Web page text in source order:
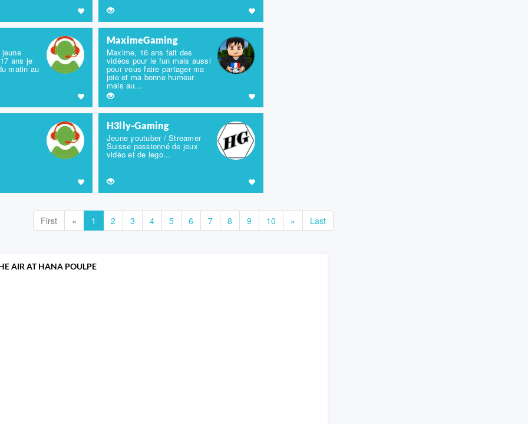
ans je
matin au
MaximeGaming
Maxime, 16 ans fait des
vidéos pour le fun mais aussi
pour vous faire partager ma
joie et ma bonne humeur
mais au...
H3lly-Gaming
Jeune youtuber / Streamer
Suisse passionné de jeux
vidéo et de lego...
First « 1 2 3 4 5 6 7 8 9 10 » Last
AIR AT HANA POULPE